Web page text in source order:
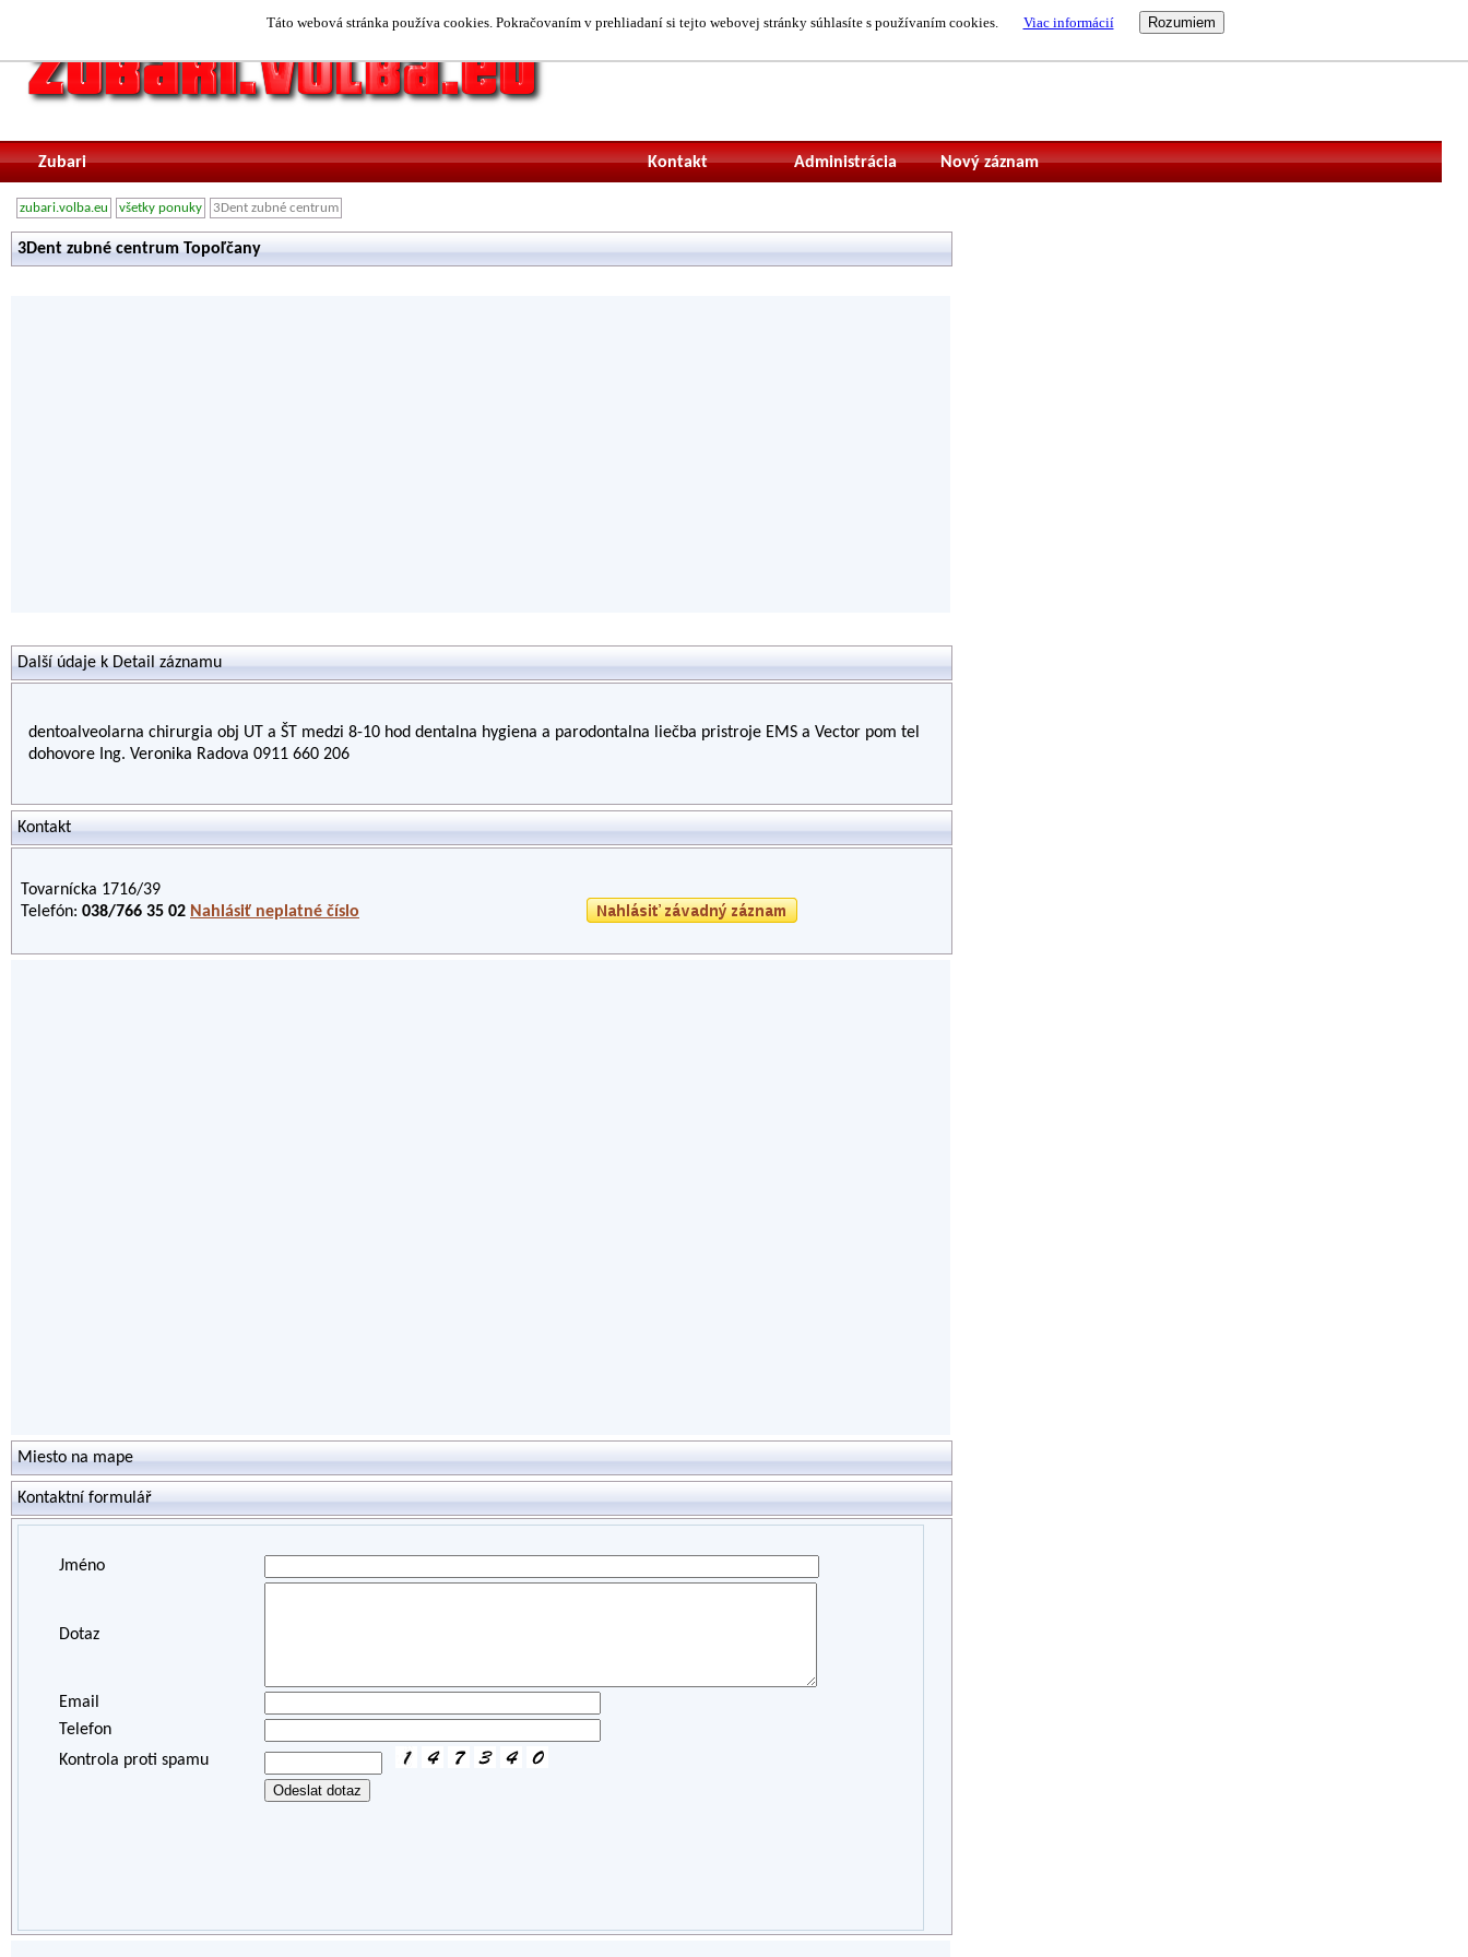
Táto webová stránka používa cookies. Pokračovaním v prehliadaní si tejto webovej stránky súhlasíte s používaním cookies. Viac informácií
Zubari Nový záznam
Administrácia
Kontakt
zubari.volba.eu všetky ponuky 3Dent zubné centrum
3Dent zubné centrum Topoľčany
Další údaje k Detail záznamu
dentoalveolarna chirurgia obj UT a ŠT medzi 8-10 hod dentalna hygiena a parodontalna liečba pristroje EMS a Vector pom tel
dohovore Ing. Veronika Radova 0911 660 206
Kontakt
Tovarnícka 1716/39
Telefón: 038/766 35 02 Nahlásiť neplatné číslo
Miesto na mape
Kontaktní formulář
Jméno
Dotaz
Email
Telefon
Kontrola proti spamu